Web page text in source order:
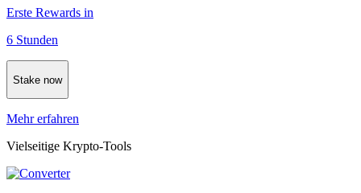
Erste Rewards in
6 Stunden
Stake now
Mehr erfahren
Vielseitige Krypto-Tools